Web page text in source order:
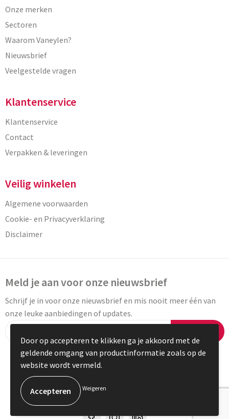
Onze merken
Sectoren
Waarom Vaneylen?
Nieuwsbrief
Veelgestelde vragen
Klantenservice
Klantenservice
Contact
Verpakken & leveringen
Veilig winkelen
Algemene voorwaarden
Cookie- en Privacyverklaring
Disclaimer
Meld je aan voor onze nieuwsbrief
Schrijf je in voor onze nieuwsbrief en mis nooit meer één van
onze leuke aanbiedingen of updates.
© Copyright Vaneylen 2023
Door op accepteren te klikken ga je akkoord met de
geldende omgang van productinformatie zoals op de
website wordt vermeld.
Weigeren